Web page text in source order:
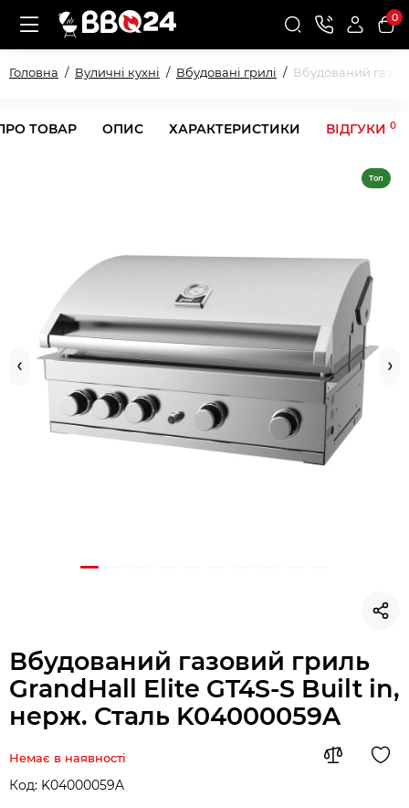
0
Головна Вуличні кухні Вбудовані грилі Вбудований
ТОВАР ОПИС ХАРАКТЕРИСТИКИ ВІДГУКИ 0
Топ
Вбудований газовий гриль
GrandHall Elite GT4S-S Built in,
нерж. Сталь K04000059A
Немає в наявності
Код: K04000059A